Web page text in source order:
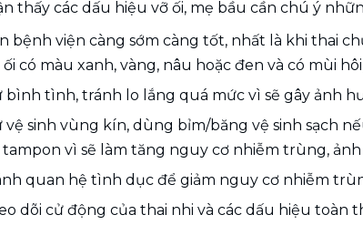
thấy các dấu hiệu vỡ ối, mẹ bầu cần chú ý
bệnh viện càng sớm càng tốt, nhất là khi thai
có màu xanh, vàng, nâu hoặc đen và có mùi
bình tình, tránh lo lắng quá mức vì sẽ gây ảnh
vệ sinh vùng kín, dùng bỉm/băng vệ sinh sạch
vì sẽ làm tăng nguy cơ nhiễm trùng,
quan hệ tình dục để giảm nguy cơ nhiễm
dõi cử động của thai nhi và các dấu hiệu toàn